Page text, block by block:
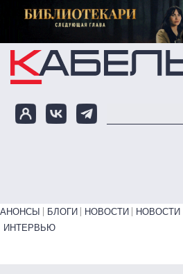
Перейти к основному содержанию
Primary links bottom
АНОНСЫ БЛОГИ НОВОСТИ НОВОСТИ
ИНТЕРВЬЮ